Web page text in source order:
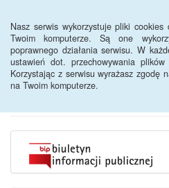
Nasz serwis wykorzystuje pliki
Twoim komputerze. Są one
poprawnego działania serwisu. W
ustawień dot. przechowywania
Korzystając z serwisu wyrażasz zgodę
na Twoim komputerze.
BIP - Urząd
Wyśmierzyce